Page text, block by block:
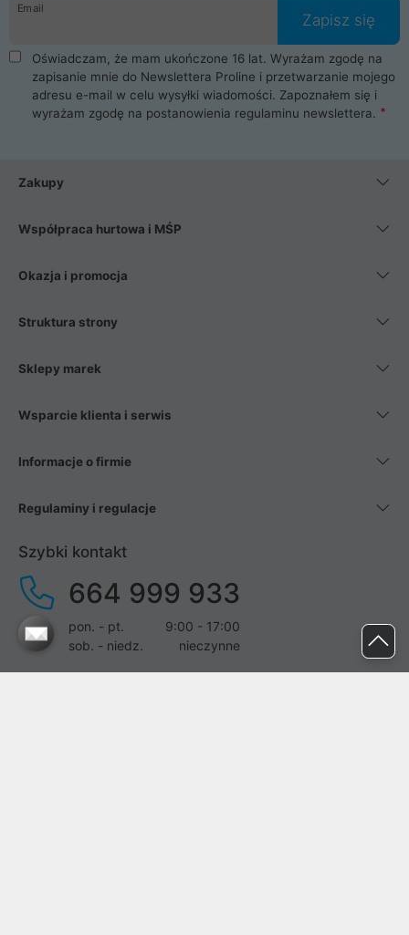
Email
Zapisz się
Oświadczam, że mam ukończone 16 lat. Wyrażam zgodę na
zapisanie mnie do Newslettera Proline i przetwarzanie mojego
adresu e-mail w celu wysyłki wiadomości. Zapoznałem się i
wyrażam zgodę na postanowienia regulaminu newslettera.
Zakupy
Współpraca hurtowa i MŚP
Okazja i promocja
Struktura strony
Sklepy marek
Wsparcie klienta i serwis
Informacje o firmie
Regulaminy i regulacje
Szybki kontakt
664 999 933
pon. - pt.
9:00 - 17:00
sob. - niedz.
nieczynne